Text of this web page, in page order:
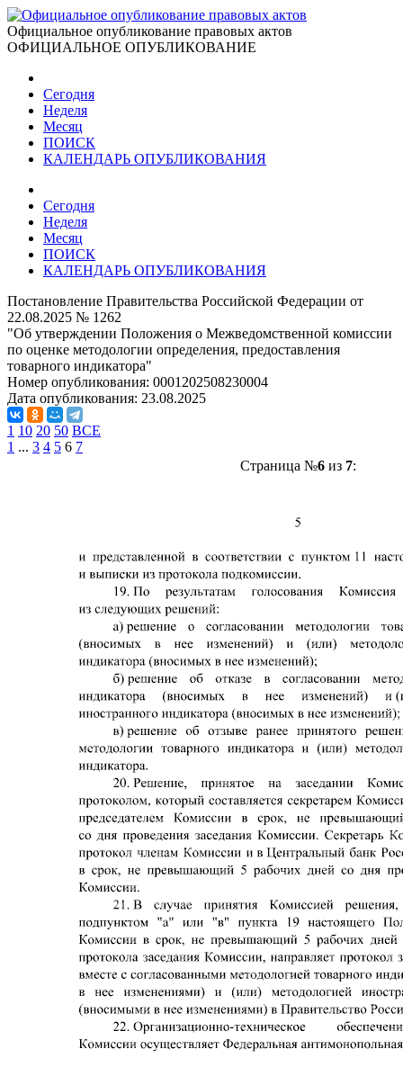
Официальное опубликование правовых актов
ОФИЦИАЛЬНОЕ ОПУБЛИКОВАНИЕ
Сегодня
Неделя
Месяц
ПОИСК
КАЛЕНДАРЬ ОПУБЛИКОВАНИЯ
Сегодня
Неделя
Месяц
ПОИСК
КАЛЕНДАРЬ ОПУБЛИКОВАНИЯ
Постановление Правительства Российской Федерации от
22.08.2025 № 1262
"Об утверждении Положения о Межведомственной комиссии
по оценке методологии определения, предоставления
товарного индикатора"
Номер опубликования: 0001202508230004
Дата опубликования: 23.08.2025
1 10 20 50 ВСЕ
1 ... 3 4 5 6 7
Страница №6из 7: